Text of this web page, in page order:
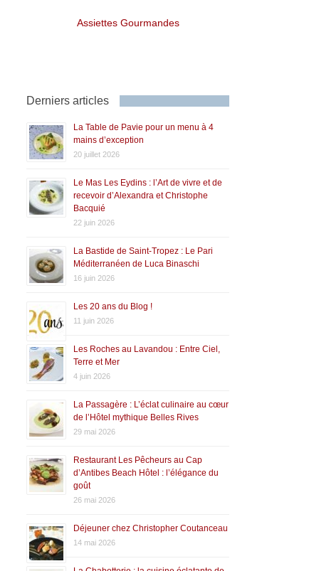
Assiettes Gourmandes
Derniers articles
La Table de Pavie pour un menu à 4
mains d’exception
20 juillet 2026
Le Mas Les Eydins : l’Art de vivre et de
recevoir d’Alexandra et Christophe
Bacquié
22 juin 2026
La Bastide de Saint-Tropez : Le Pari
Méditerranéen de Luca Binaschi
16 juin 2026
Les 20 ans du Blog !
11 juin 2026
Les Roches au Lavandou : Entre Ciel,
Terre et Mer
4 juin 2026
La Passagère : L’éclat culinaire au cœur
de l’Hôtel mythique Belles Rives
29 mai 2026
Restaurant Les Pêcheurs au Cap
d’Antibes Beach Hôtel : l’élégance du
goût
26 mai 2026
Déjeuner chez Christopher Coutanceau
14 mai 2026